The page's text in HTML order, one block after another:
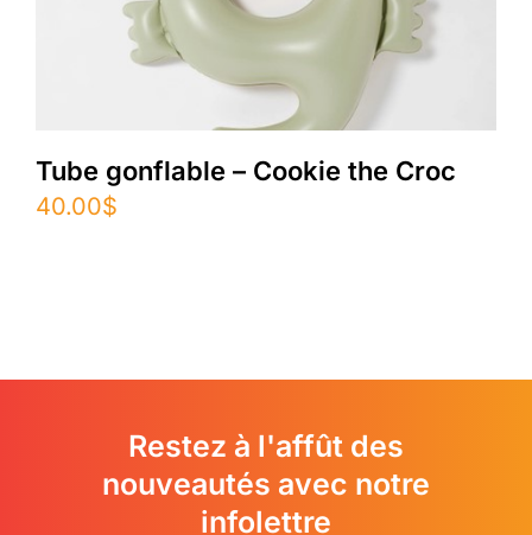
Tube gonflable – Cookie the Croc
40.00$
Restez à l'affût des
nouveautés avec notre
infolettre